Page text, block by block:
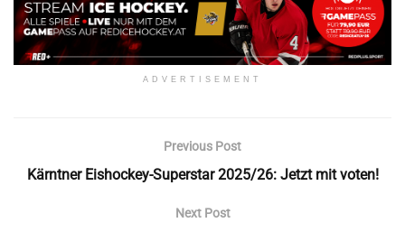
ADVERTISEMENT
Previous Post
Kärntner Eishockey-Superstar 2025/26: Jetzt mit voten!
Next Post